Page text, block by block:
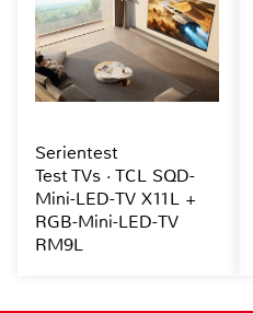
Serientest
Test TVs · TCL SQD-
Mini-LED-TV X11L +
RGB-Mini-LED-TV
RM9L